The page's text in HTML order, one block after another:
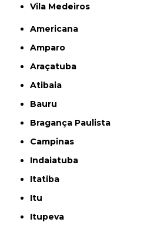
Vila Medeiros
Americana
Amparo
Araçatuba
Atibaia
Bauru
Bragança Paulista
Campinas
Indaiatuba
Itatiba
Itu
Itupeva